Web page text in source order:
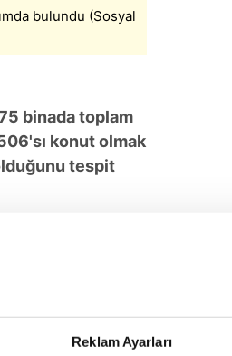
Reklam Ayarları
bulundu (Sosyal
binada toplam
konut olmak
tespit